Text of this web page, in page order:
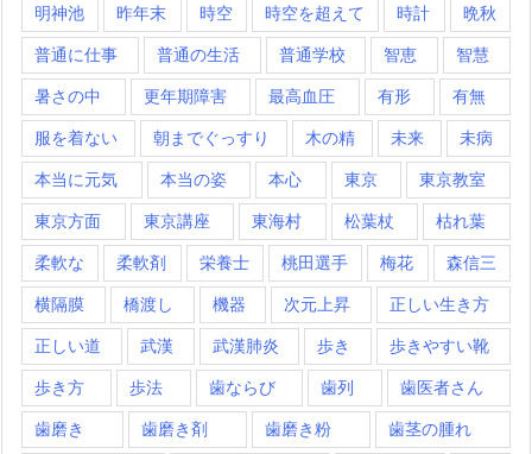
明神池 昨年末 時空 時空を超えて 時計 晩秋
普通に仕事 普通の生活 普通学校 智恵 智慧
暑さの中 更年期障害 最高血圧 有形 有無
服を着ない 朝までぐっすり 木の精 未来 未病
本当に元気 本当の姿 本心 東京 東京教室
東京方面 東京講座 東海村 松葉杖 枯れ葉
柔軟な 柔軟剤 栄養士 桃田選手 梅花 森信三
横隔膜 橋渡し 機器 次元上昇 正しい生き方
正しい道 武漢 武漢肺炎 歩き 歩きやすい靴
歩き方 歩法 歯ならび 歯列 歯医者さん
歯磨き 歯磨き剤 歯磨き粉 歯茎の腫れ